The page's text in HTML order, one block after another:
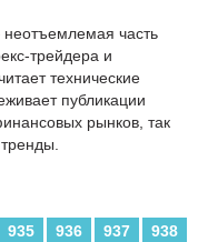
часть
трейдера и
технические
публикации
рынков, так
935 936 937
938